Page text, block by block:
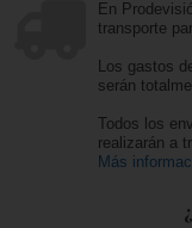
En
transporte
Los gastos
serán
Todos los
realizarán a
Más